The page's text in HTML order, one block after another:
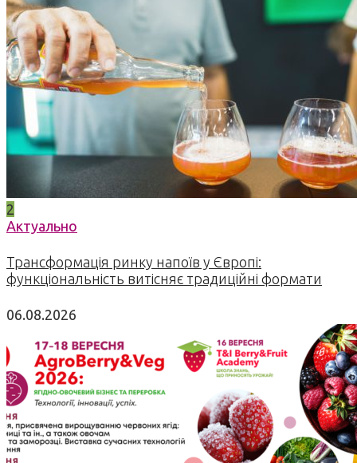
2
Актуально
Трансформація ринку напоїв у Європі:
функціональність витісняє традиційні формати
06.08.2026